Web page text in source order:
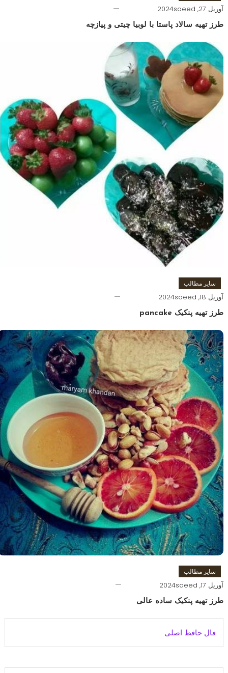
آوریل 27, 2024 saeed
طرز تهیه سالاد پاستا با لوبیا چیتی و پیازچه
سایر مطالب
آوریل 18, 2024 saeed
طرز تهیه پنکیک pancake
سایر مطالب
آوریل 17, 2024 saeed
طرز تهیه پنکیک ساده عالی
فال حافظ اصلی